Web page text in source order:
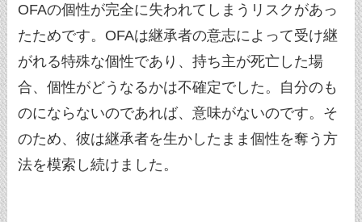
OFAの個性が完全に失われてしまうリスクがあっ
たためです。OFAは継承者の意志によって受け継
がれる特殊な個性であり、持ち主が死亡した場
合、個性がどうなるかは不確定でした。自分のも
のにならないのであれば、意味がないのです。そ
のため、彼は継承者を生かしたまま個性を奪う方
法を模索し続けました。